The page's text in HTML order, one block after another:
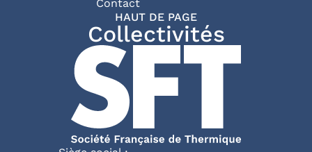
Pied de page
Contact
HAUT DE PAGE
Collectivités